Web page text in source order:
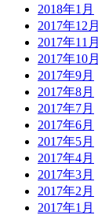
2018年1月
2017年12月
2017年11月
2017年10月
2017年9月
2017年8月
2017年7月
2017年6月
2017年5月
2017年4月
2017年3月
2017年2月
2017年1月